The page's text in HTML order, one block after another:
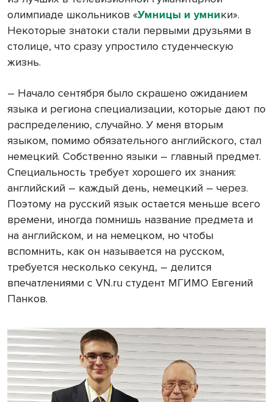
олимпиаде школьников «Умницы и умники».
Некоторые знатоки стали первыми друзьями в
столице, что сразу упростило студенческую
жизнь.
– Начало сентября было скрашено ожиданием
языка и региона специализации, которые дают по
распределению, случайно. У меня вторым
языком, помимо обязательного английского, стал
немецкий. Собственно языки – главный предмет.
Специальность требует хорошего их знания:
английский – каждый день, немецкий – через.
Поэтому на русский язык остается меньше всего
времени, иногда помнишь название предмета и
на английском, и на немецком, но чтобы
вспомнить, как он называется на русском,
требуется несколько секунд, – делится
впечатлениями с VN.ru студент МГИМО Евгений
Панков.